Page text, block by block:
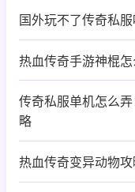
国外玩不了传奇私
热血传奇手游神棍
传奇私服单机怎么
略
热血传奇变异动物